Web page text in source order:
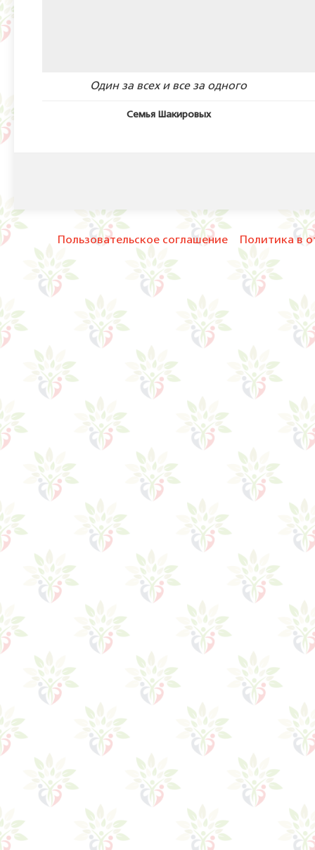
Один за всех и все за одного
Семья Шакировых
Пользовательское соглашение Политика в